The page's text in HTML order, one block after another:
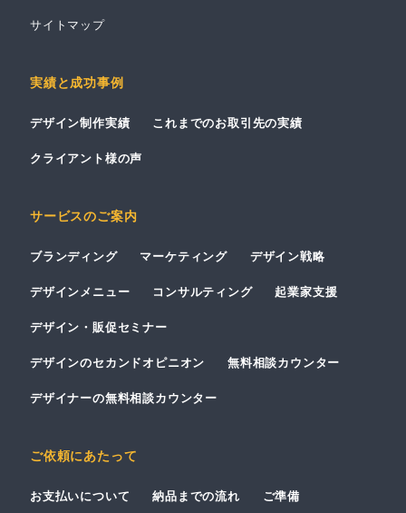
サイトマップ
実績と成功事例
デザイン制作実績 これまでのお取引先の実績
クライアント様の声
サービスのご案内
ブランディング マーケティング デザイン戦略
デザインメニュー コンサルティング 起業家支援
デザイン・販促セミナー
デザインのセカンドオピニオン 無料相談カウンター
デザイナーの無料相談カウンター
ご依頼にあたって
お支払いについて 納品までの流れ ご準備